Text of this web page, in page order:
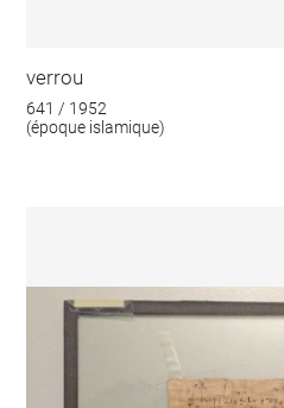
verrou
641 / 1952
(époque islamique)